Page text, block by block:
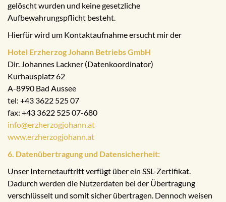
gelöscht wurden und keine gesetzliche
Aufbewahrungspflicht besteht.
Hierfür wird um Kontaktaufnahme ersucht mir der
Hotel Erzherzog Johann Betriebs GmbH
Dir. Johannes Lackner (Datenkoordinator)
Kurhausplatz 62
A-8990 Bad Aussee
tel: +43 3622 525 07
fax: +43 3622 525 07-680
info@erzherzogjohann.at
www.erzherzogjohann.at
6. Datenübertragung und Datensicherheit:
Unser Internetauftritt verfügt über ein SSL-Zertifikat.
Dadurch werden die Nutzerdaten bei der Übertragung
verschlüsselt und somit sicher übertragen. Dennoch weisen